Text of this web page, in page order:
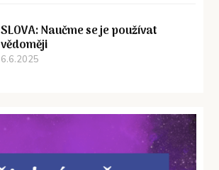
SLOVA: Naučme se je používat
vědoměji
6.6.2025